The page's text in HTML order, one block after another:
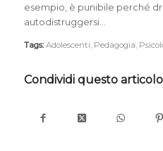
esempio, è punibile perché
autodistruggersi…
Tags: Adolescenti, Pedagogia,
Condividi questo articolo